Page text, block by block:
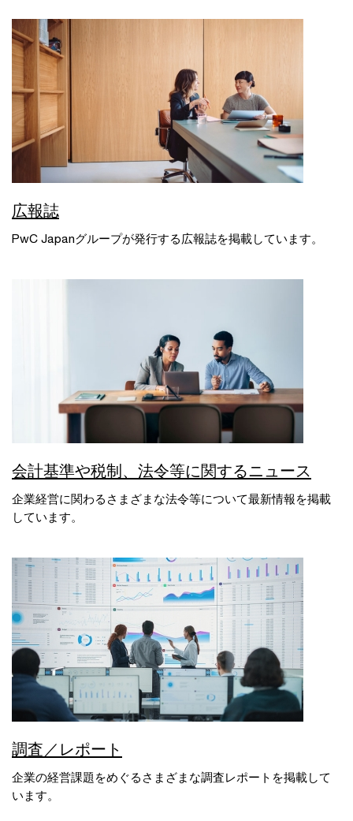
広報誌
PwC Japanグループが発行する広報誌を掲載しています。
会計基準や税制、法令等に関するニュース
企業経営に関わるさまざまな法令等について最新情報を掲載
しています。
調査／レポート
企業の経営課題をめぐるさまざまな調査レポートを掲載して
います。